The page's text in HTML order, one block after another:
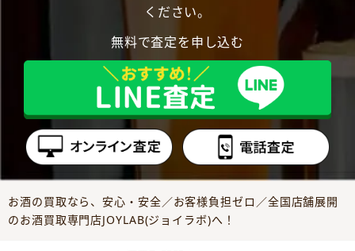
ください。
無料で査定を申し込む
お酒の買取なら、安心・安全／お客様負担ゼロ／全国店舗展開
のお酒買取専門店JOYLAB(ジョイラボ)へ！